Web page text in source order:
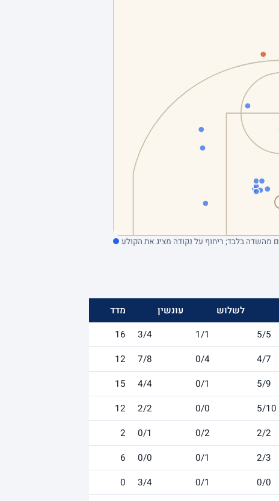
לשלוש עונשין
מדד
5/5
1/1
3/4
16
4/7
0/4
7/8
12
5/9
0/1
4/4
15
5/10
0/0
2/2
12
2/2
0/2
0/1
2
2/3
0/1
0/0
6
0/0
0/1
3/4
0